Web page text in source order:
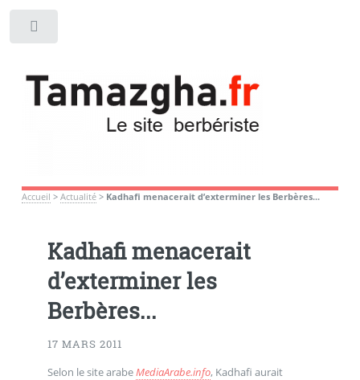
Accueil > Actualité> Kadhafi menacerait d’exterminer les Berbères...
Kadhafi menacerait
d’exterminer les
Berbères...
17 MARS 2011
Selon le site arabeMediaArabe.info, Kadhafi aurait